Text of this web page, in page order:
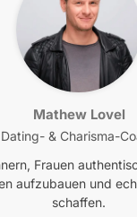
Mathew Lovel
Dating- & Charisma-
Frauen
aufzubauen und
schaffen.